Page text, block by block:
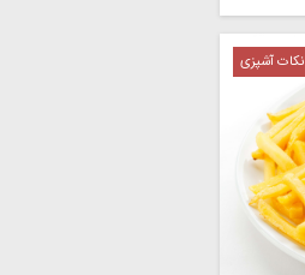
نکات آشپزی